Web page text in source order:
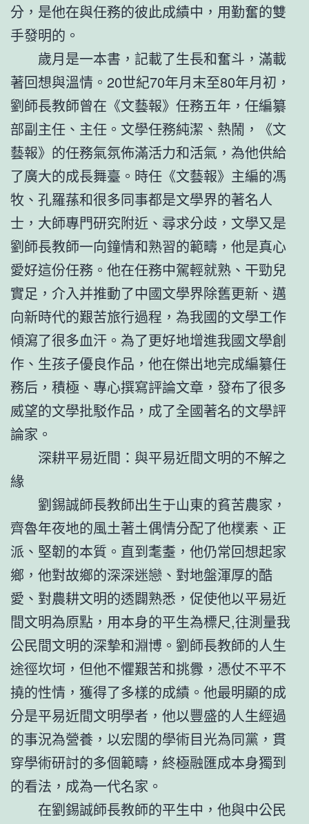
分，是他在與任務的彼此成績中，用勤奮的雙
手發明的。
歲月是一本書，記載了生長和奮斗，滿載
著回想與溫情。20世紀70年月末至80年月初，
劉師長教師曾在《文藝報》任務五年，任編纂
部副主任、主任。文學任務純潔、熱鬧，《文
藝報》的任務氣氛佈滿活力和活氣，為他供給
了廣大的成長舞臺。時任《文藝報》主編的馮
牧、孔羅蓀和很多同事都是文學界的著名人
士，大師專門研究附近、尋求分歧，文學又是
劉師長教師一向鐘情和熟習的範疇，他是真心
愛好這份任務。他在任務中駕輕就熟、干勁兒
實足，介入并推動了中國文學界除舊更新、邁
向新時代的艱苦旅行過程，為我國的文學工作
傾瀉了很多血汗。為了更好地增進我國文學創
作、生孩子優良作品，他在傑出地完成編纂任
務后，積極、專心撰寫評論文章，發布了很多
威望的文學批駁作品，成了全國著名的文學評
論家。
深耕平易近間：與平易近間文明的不解之
緣
劉錫誠師長教師出生于山東的貧苦農家，
齊魯年夜地的風土著土偶情分配了他樸素、正
派、堅韌的本質。直到耄耋，他仍常回想起家
鄉，他對故鄉的深深迷戀、對地盤渾厚的酷
愛、對農耕文明的透闢熟悉，促使他以平易近
間文明為原點，用本身的平生為標尺,往測量我
公民間文明的深摯和淵博。劉師長教師的人生
途徑坎坷，但他不懼艱苦和挑釁，憑仗不平不
撓的性情，獲得了多樣的成績。他最明顯的成
分是平易近間文明學者，他以豐盛的人生經過
的事況為營養，以宏闊的學術目光為同黨，貫
穿學術研討的多個範疇，終極融匯成本身獨到
的看法，成為一代名家。
在劉錫誠師長教師的平生中，他與中公民